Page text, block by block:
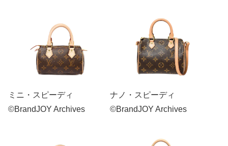
ミニ・スピーディ
©BrandJOY Archives
ナノ・スピーディ
©BrandJOY Archives